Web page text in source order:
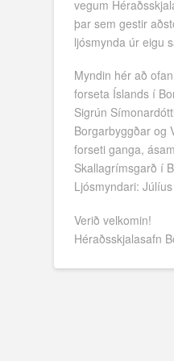
vegum
þar sem gestir
ljósmynda úr eigu
Myndin hér að
forseta Íslands í
Sigrún
Borgarbyggðar og
forseti ganga,
Skallagrímsgarð í
Ljósmyndari:
Verið velkomin!
Héraðsskjalasafn